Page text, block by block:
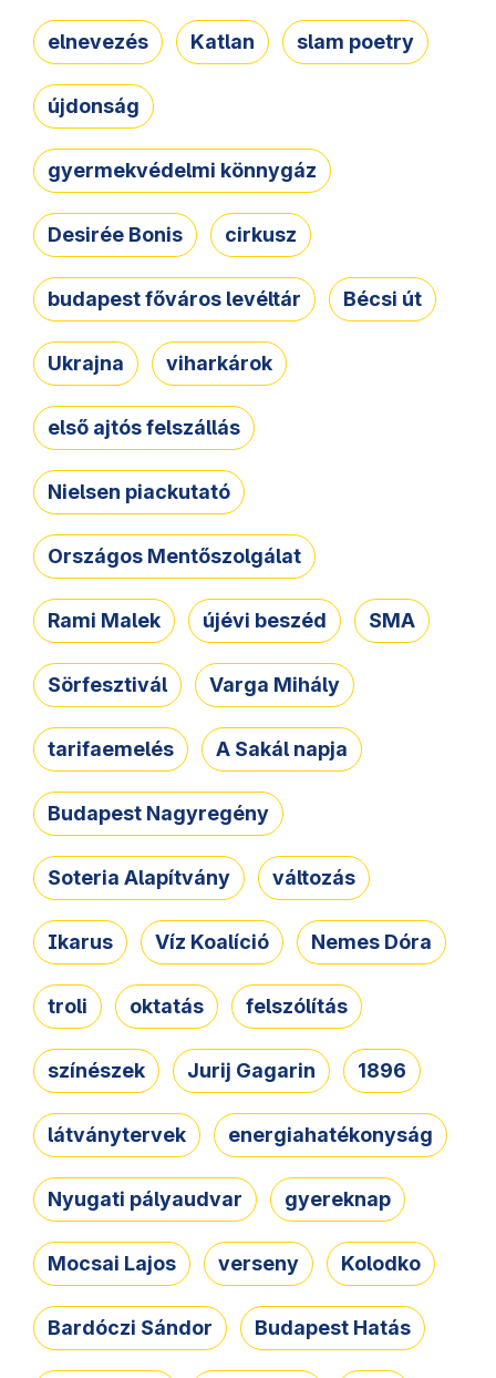
elnevezés Katlan slam poetry
újdonság
gyermekvédelmi könnygáz
Desirée Bonis cirkusz
budapest főváros levéltár Bécsi út
Ukrajna viharkárok
első ajtós felszállás
Nielsen piackutató
Országos Mentőszolgálat
Rami Malek újévi beszéd SMA
Sörfesztivál Varga Mihály
tarifaemelés A Sakál napja
Budapest Nagyregény
Soteria Alapítvány változás
Ikarus Víz Koalíció Nemes Dóra
troli oktatás felszólítás
színészek Jurij Gagarin 1896
látványtervek energiahatékonyság
Nyugati pályaudvar gyereknap
Mocsai Lajos verseny Kolodko
Bardóczi Sándor Budapest Hatás